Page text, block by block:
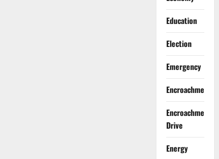
Education
Election
Emergency
Encroachment
Encroachment
Drive
Energy